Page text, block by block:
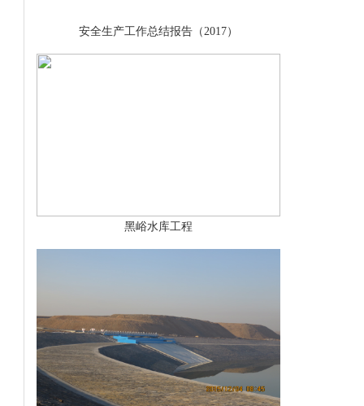
安全生产工作总结报告（2017）
黑峪水库工程